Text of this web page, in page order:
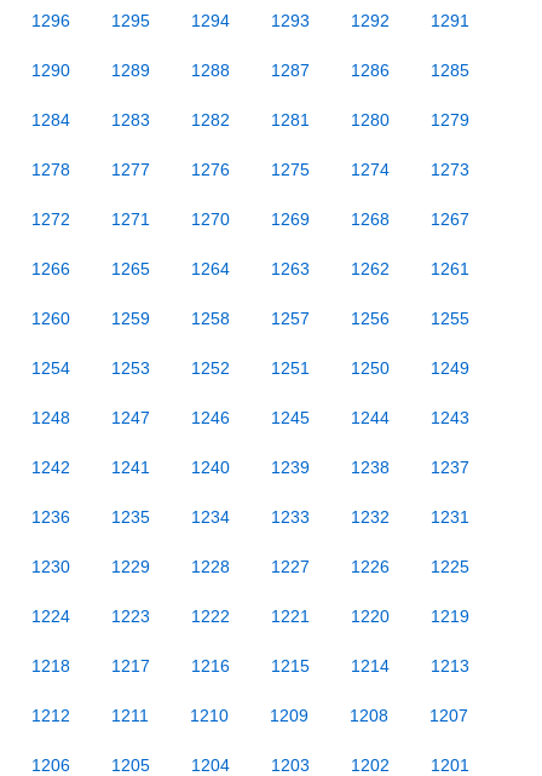
1296 1295 1294 1293 1292 1291
1290 1289 1288 1287 1286 1285
1284 1283 1282 1281 1280 1279
1278 1277 1276 1275 1274 1273
1272 1271 1270 1269 1268 1267
1266 1265 1264 1263 1262 1261
1260 1259 1258 1257 1256 1255
1254 1253 1252 1251 1250 1249
1248 1247 1246 1245 1244 1243
1242 1241 1240 1239 1238 1237
1236 1235 1234 1233 1232 1231
1230 1229 1228 1227 1226 1225
1224 1223 1222 1221 1220 1219
1218 1217 1216 1215 1214 1213
1212 1211 1210 1209 1208 1207
1206 1205 1204 1203 1202 1201